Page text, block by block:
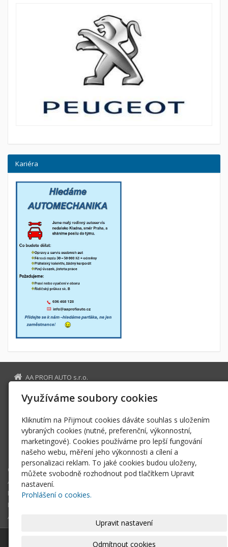
Kariéra
AA PROFI AUTO s.r.o.
273 54 Lidice
info@aaprofiauto.cz
www.aaprofiauto.cz
608 172 172
O SPOLEČNOSTI
AUTOSERVIS
PNEUSERVIS
PŘESTAVBY LPG
AUTOSKLO SERVIS
AA PROFI AUTO s.r.o.|Mapa webu
Využíváme soubory cookies
Kliknutím na Přijmout cookies dáváte souhlas s uložením
vybraných cookies (nutné, preferenční, výkonnostní,
marketingové). Cookies používáme pro lepší fungování
našeho webu, měření jeho výkonnosti a cílení a
personalizaci reklam. To jaké cookies budou uloženy,
můžete svobodně rozhodnout pod tlačítkem Upravit
nastavení.
Prohlášení o cookies.
Upravit nastavení
Odmítnout cookies